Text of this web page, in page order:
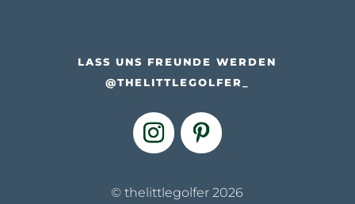
LASS UNS FREUNDE WERDEN
@THELITTLEGOLFER_
© thelittlegolfer 2026